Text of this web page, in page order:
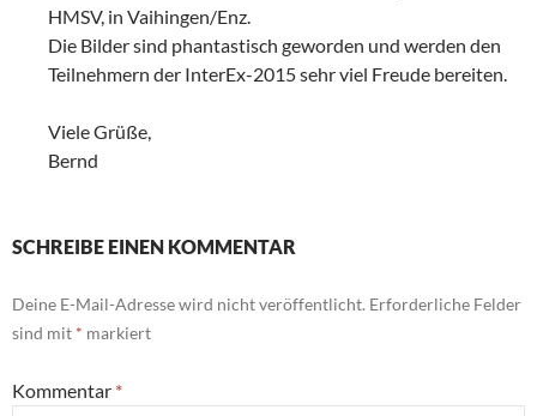
HMSV, in Vaihingen/Enz.
Die Bilder sind phantastisch geworden und werden den
Teilnehmern der InterEx-2015 sehr viel Freude bereiten.
Viele Grüße,
Bernd
SCHREIBE EINEN KOMMENTAR
Deine E-Mail-Adresse wird nicht veröffentlicht. Erforderliche Felder
sind mit * markiert
Kommentar *